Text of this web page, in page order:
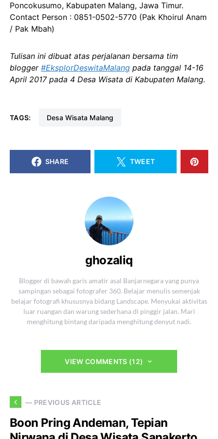
Poncokusumo, Kabupaten Malang, Jawa Timur.
Contact Person : 0851-0502-5770 (Pak Khoirul Anam
/ Pak Mbah)
Tulisan ini dibuat atas perjalanan bersama tim
blogger #EksplorDeswitaMalang pada tanggal 14-16
April 2017 pada 4 Desa Wisata di Kabupaten Malang.
TAGS: Desa Wisata Malang
SHARE TWEET
ghozaliq
Blogger di bawah garis amatir asal Banjarnegara yang punya
sampingan sebagai fotografer 360. Belajar menulis semenjak
belajar fotografi khususnya bidang Landscape. Menyukai aktivitas
luar ruangan dan warung sederhana di pinggir jalan. Mari
menghitung bintang daripada menghitung denyut nadi.
VIEW COMMENTS (12)
— PREVIOUS ARTICLE
Boon Pring Andeman, Tepian